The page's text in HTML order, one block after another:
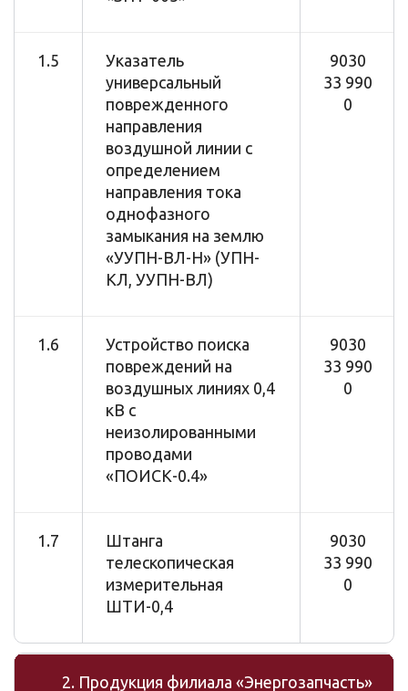
1.5
Указатель
универсальный
поврежденного
направления
воздушной линии с
определением
направления тока
однофазного
замыкания на землю
«УУПН-ВЛ-Н» (УПН-
КЛ, УУПН-ВЛ)
9030
33 990
0
1.6
Устройство поиска
повреждений на
воздушных линиях 0,4
кВ с
неизолированными
проводами
«ПОИСК-0.4»
9030
33 990
0
1.7
Штанга
телескопическая
измерительная
ШТИ-0,4
9030
33 990
0
2. Продукция филиала «Энергозапчасть»